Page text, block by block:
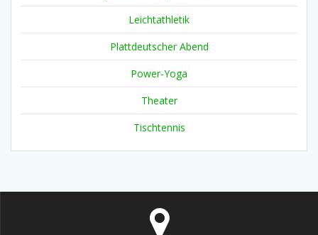
Leichtathletik
Plattdeutscher Abend
Power-Yoga
Theater
Tischtennis